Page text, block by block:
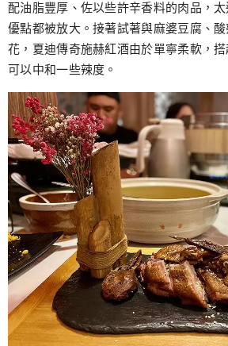
配油脂豐厚、佐以些許辛香料的肉品，
優點都被放大。接著試著與麻婆豆腐、
花，夏迪傳奇施赫紅酒由於單寧柔軟，
可以中和一些辣度。